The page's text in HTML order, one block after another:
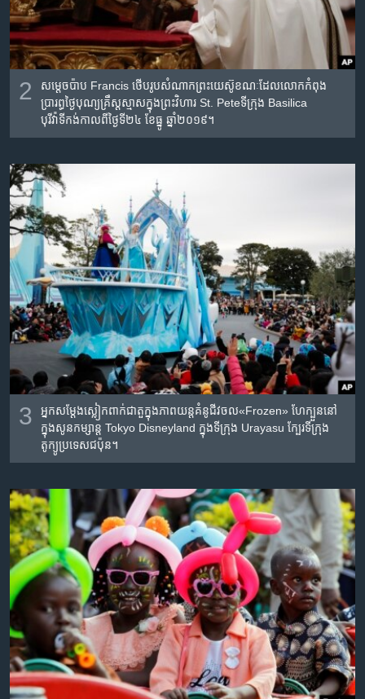
2
សម្តេច​ប៉ាប Francis ថើប​រូបសំណាក​ព្រះយេស៊ូខណៈដែល​លោក​កំពុង
ប្រារព្ធថ្ងៃបុណ្យ​គ្រឹស្តស្មាស​ក្នុងព្រះវិហារ St. Peteទីក្រុង​ Basilica
បុរីវ៉ាទីកង់​កាលពី​ថ្ងៃទី​២៤​ ខែធ្នូ ឆ្នាំ២០១៩។
3
អ្នក​សម្តែង​ស្លៀកពាក់​ជា​តួ​ក្នុងភាពយន្ត​គំនូជីវចល«Frozen» ហែក្បួន​នៅ​
ក្នុង​សូនកម្សាន្ត Tokyo Disneyland ក្នុង​ទីក្រុង Urayasu​ ក្បែរ​ទីក្រុង​
តូក្យូ​ប្រទេស​ជប៉ុន។